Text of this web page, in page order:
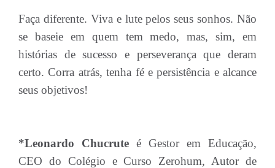
Faça diferente. Viva e lute pelos seus sonhos. Não
se baseie em quem tem medo, mas, sim, em
histórias de sucesso e perseverança que deram
certo. Corra atrás, tenha fé e persistência e alcance
seus objetivos!
*Leonardo Chucrute é Gestor em Educação,
CEO do Colégio e Curso Zerohum, Autor de